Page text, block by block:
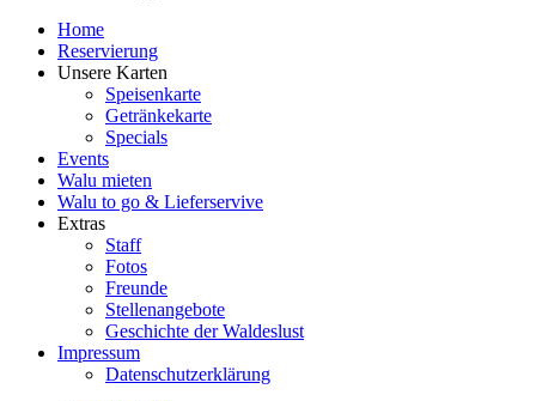
Home
Reservierung
Unsere Karten
Speisenkarte
Getränkekarte
Specials
Events
Walu mieten
Walu to go & Lieferservive
Extras
Staff
Fotos
Freunde
Stellenangebote
Geschichte der Waldeslust
Impressum
Datenschutzerklärung